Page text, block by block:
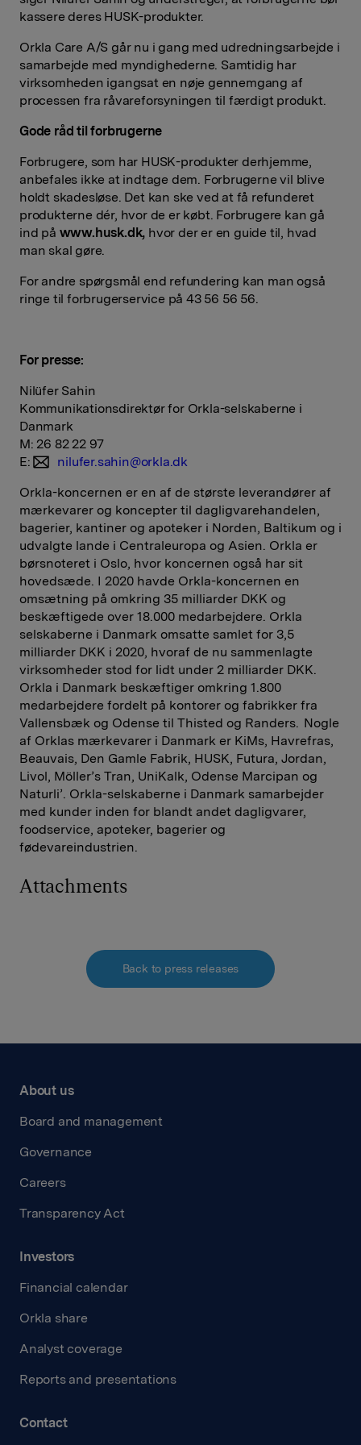
kassere deres HUSK-produkter.
Orkla Care A/S går nu i gang med udredningsarbejde i
samarbejde med myndighederne. Samtidig har
virksomheden igangsat en nøje gennemgang af
processen fra råvareforsyningen til færdigt produkt.
Gode råd til forbrugerne
Forbrugere, som har HUSK-produkter derhjemme,
anbefales ikke at indtage dem. Forbrugerne vil blive
holdt skadesløse. Det kan ske ved at få refunderet
produkterne dér, hvor de er købt. Forbrugere kan gå
ind på www.husk.dk, hvor der er en guide til, hvad
man skal gøre.
For andre spørgsmål end refundering kan man også
ringe til forbrugerservice på 43 56 56 56.
For presse:
Nilüfer Sahin
Kommunikationsdirektør for Orkla-selskaberne i
Danmark
M: 26 82 22 97
E:
nilufer.sahin@orkla.dk
Orkla-koncernen er en af de største leverandører af
mærkevarer og koncepter til dagligvarehandelen,
bagerier, kantiner og apoteker i Norden, Baltikum og i
udvalgte lande i Centraleuropa og Asien. Orkla er
børsnoteret i Oslo, hvor koncernen også har sit
hovedsæde. I 2020 havde Orkla-koncernen en
omsætning på omkring 35 milliarder DKK og
beskæftigede over 18.000 medarbejdere. Orkla
selskaberne i Danmark omsatte samlet for 3,5
milliarder DKK i 2020, hvoraf de nu sammenlagte
virksomheder stod for lidt under 2 milliarder DKK.
Orkla i Danmark beskæftiger omkring 1.800
medarbejdere fordelt på kontorer og fabrikker fra
Vallensbæk og Odense til Thisted og Randers. Nogle
af Orklas mærkevarer i Danmark er KiMs, Havrefras,
Beauvais, Den Gamle Fabrik, HUSK, Futura, Jordan,
Livol, Möller’s Tran, UniKalk, Odense Marcipan og
Naturli’. Orkla-selskaberne i Danmark samarbejder
med kunder inden for blandt andet dagligvarer,
foodservice, apoteker, bagerier og
fødevareindustrien.
Attachments
Back to press releases
About us
Board and management
Governance
Careers
Transparency Act
Investors
Financial calendar
Orkla share
Analyst coverage
Reports and presentations
Contact